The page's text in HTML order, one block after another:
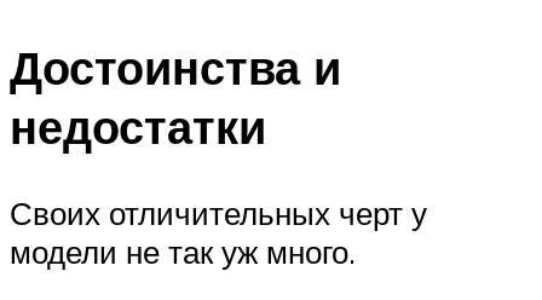
Достоинства и
недостатки
Своих отличительных черт у
модели не так уж много.